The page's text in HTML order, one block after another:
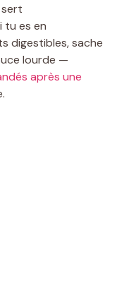
tu es en
digestibles, sache
lourde —
après une